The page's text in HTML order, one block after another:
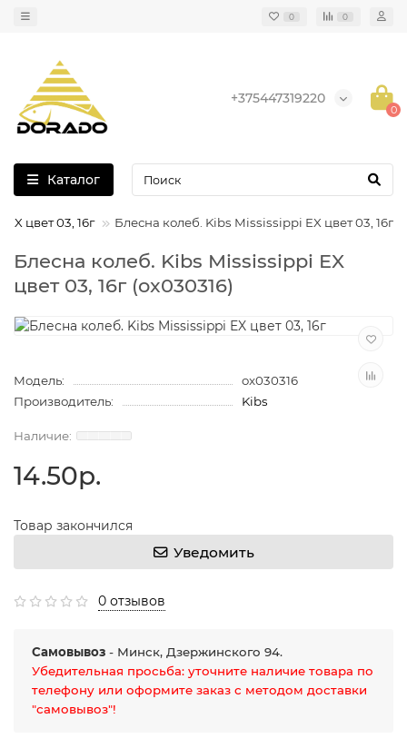
0 0
+375447319220
0
Каталог
цвет 03, 16г Блесна колеб. Kibs Mississippi EX цвет 03, 16г
Блесна колеб. Kibs Mississippi EX
цвет 03, 16г (ox030316)
Модель:
ox030316
Производитель:
Kibs
14.50р.
Товар закончился
Уведомить
0 отзывов
Самовывоз - Минск, Дзержинского 94.
Убедительная просьба: уточните наличие товара по
телефону или оформите заказ с методом доставки
"самовывоз"!